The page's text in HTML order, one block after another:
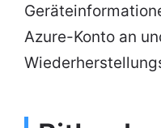
Azure-Konto an